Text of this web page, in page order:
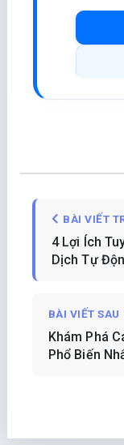
BÀI VIẾT
4 Lợi Ích
Dịch Tự
BÀI VIẾT SAU
Khám Phá
Phổ Biến